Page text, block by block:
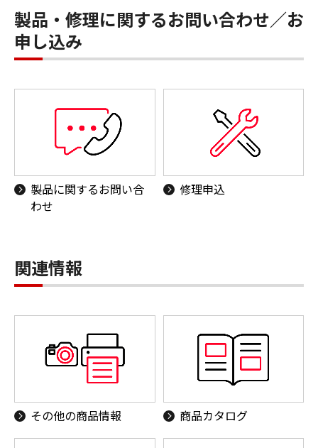
製品・修理に関するお問い合わせ／お
申し込み
製品に関するお問い合
わせ
修理申込
関連情報
その他の商品情報 商品カタログ